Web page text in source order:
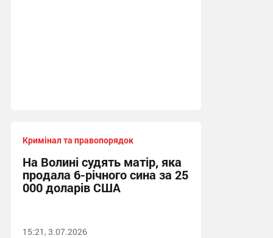
Кримінал та правопорядок
На Волині судять матір, яка
продала 6-річного сина за 25
000 доларів США
15:21, 3.07.2026